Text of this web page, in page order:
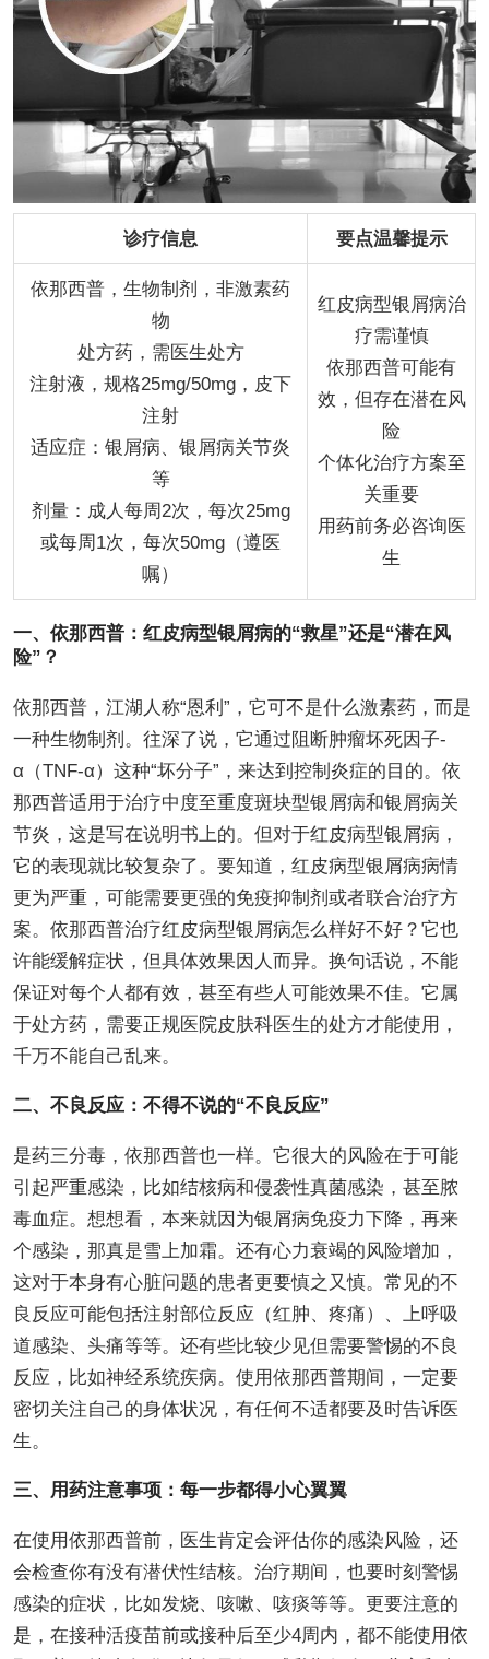
诊疗信息 要点温馨提示
依那西普，生物制剂，非激素药
物
处方药，需医生处方
注射液，规格25mg/50mg，皮下
注射
适应症：银屑病、银屑病关节炎
等
剂量：成人每周2次，每次25mg
或每周1次，每次50mg（遵医
嘱）
红皮病型银屑病治
疗需谨慎
依那西普可能有
效，但存在潜在风
险
个体化治疗方案至
关重要
用药前务必咨询医
生
一、依那西普：红皮病型银屑病的“救星”还是“潜在风
险”？
依那西普，江湖人称“恩利”，它可不是什么激素药，而是
一种生物制剂。往深了说，它通过阻断肿瘤坏死因子-
α（TNF-α）这种“坏分子”，来达到控制炎症的目的。依
那西普适用于治疗中度至重度斑块型银屑病和银屑病关
节炎，这是写在说明书上的。但对于红皮病型银屑病，
它的表现就比较复杂了。要知道，红皮病型银屑病病情
更为严重，可能需要更强的免疫抑制剂或者联合治疗方
案。依那西普治疗红皮病型银屑病怎么样好不好？它也
许能缓解症状，但具体效果因人而异。换句话说，不能
保证对每个人都有效，甚至有些人可能效果不佳。它属
于处方药，需要正规医院皮肤科医生的处方才能使用，
千万不能自己乱来。
二、不良反应：不得不说的“不良反应”
是药三分毒，依那西普也一样。它很大的风险在于可能
引起严重感染，比如结核病和侵袭性真菌感染，甚至脓
毒血症。想想看，本来就因为银屑病免疫力下降，再来
个感染，那真是雪上加霜。还有心力衰竭的风险增加，
这对于本身有心脏问题的患者更要慎之又慎。常见的不
良反应可能包括注射部位反应（红肿、疼痛）、上呼吸
道感染、头痛等等。还有些比较少见但需要警惕的不良
反应，比如神经系统疾病。使用依那西普期间，一定要
密切关注自己的身体状况，有任何不适都要及时告诉医
生。
三、用药注意事项：每一步都得小心翼翼
在使用依那西普前，医生肯定会评估你的感染风险，还
会检查你有没有潜伏性结核。治疗期间，也要时刻警惕
感染的症状，比如发烧、咳嗽、咳痰等等。更要注意的
是，在接种活疫苗前或接种后至少4周内，都不能使用依